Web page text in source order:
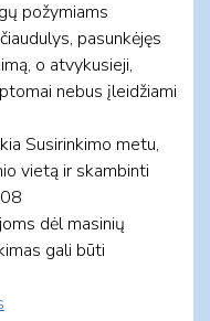
požymiams
pasunkėjęs
o atvykusieji,
nebus įleidžiami
Susirinkimo metu,
vietą ir skambinti
dėl masinių
gali būti